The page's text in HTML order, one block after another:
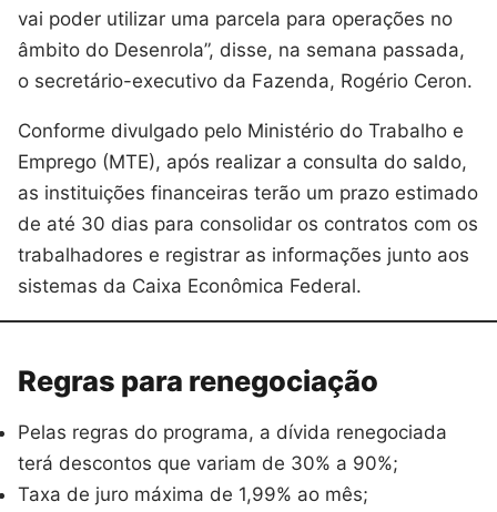
vai poder utilizar uma parcela para operações no
âmbito do Desenrola”, disse, na semana passada,
o secretário-executivo da Fazenda, Rogério Ceron.
Conforme divulgado pelo Ministério do Trabalho e
Emprego (MTE), após realizar a consulta do saldo,
as instituições financeiras terão um prazo estimado
de até 30 dias para consolidar os contratos com os
trabalhadores e registrar as informações junto aos
sistemas da Caixa Econômica Federal.
Regras para renegociação
Pelas regras do programa, a dívida renegociada
terá descontos que variam de 30% a 90%;
Taxa de juro máxima de 1,99% ao mês;